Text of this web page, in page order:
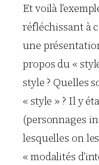
Et voilà
réfléchissant à
une
propos du «
style ? Quelles
« style » ? Il y
(personnages
lesquelles on
« modalités